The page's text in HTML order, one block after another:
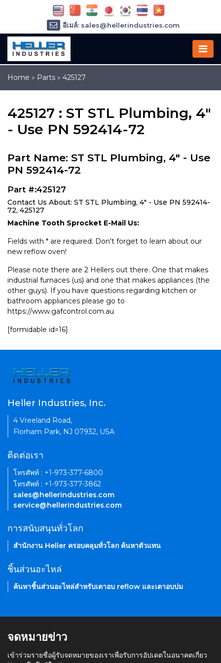
Home » Parts » 425127
425127 : ST STL Plumbing, 4"
- Use PN 592414-72
Part Name: ST STL Plumbing, 4" - Use
PN 592414-72
Part #:425127
Contact Us About: ST STL Plumbing, 4" - Use PN 592414-
72, 425127
Machine Tooth Sprocket E-Mail Us:
Fields with * are required. Don't forget to learn about our
new reflow oven!
Please note there are 2 Hellers out there. One that makes
industrial furnaces (us) and one that makes appliances (the
other guys). If you have questions regarding kitchen or
bathroom appliances please go to
https://www.gafcontrol.com.au
[formidable id=16]
อีเมล์: sales@hellerindustries.com
อีเมล์: service@hellerindustries.com
โทรศัพท์ :
Heller Industries, Inc.
4 Vreeland Road,
Florham Park, NJ 07932, USA
ติดต่อเรา
โทรศัพท์ : +1-973-377-6800
โทรศัพท์ : +1-973-377-3862
sales@hellerindustries.com
service@hellerindustries.com
การสนับสนุนทั่วโลก
สำนักงาน Heller ครอบคลุมทั่วโลก ค้นหาตัวแทน
ชิ้นส่วนอะไหล่
ค้นหาชิ้นส่วนอะไหล่สำหรับเตาอบ reflow และเตาอบบ่ม
จดหมายข่าว
เข้าร่วมรายชื่อผู้รับจดหมายของเราเพื่อรับการอัปเดตในอนาคตเกี่ยว